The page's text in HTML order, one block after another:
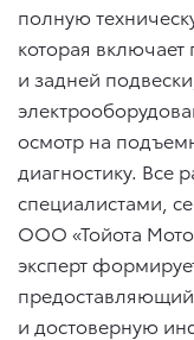
полную
которая
и задней
осмотр на
диагностику. Все
специалистами,
ООО «Тойота
эксперт
и достоверную